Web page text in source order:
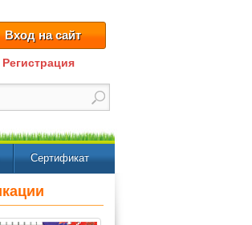
Вход на сайт
Регистрация
Сертификат